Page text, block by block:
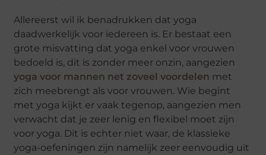
Allereerst wil ik benadrukken dat yoga
daadwerkelijk voor iedereen is. Er bestaat een
grote misvatting dat yoga enkel voor vrouwen
bedoeld is, dit is zonder meer onzin, aangezien
yoga voor mannen net zoveel voordelen met
zich meebrengt als voor vrouwen. Wie begint
met yoga kijkt er vaak tegenop, aangezien men
verwacht dat je zeer lenig en flexibel moet zijn
voor yoga. Dit is echter niet waar, de klassieke
yoga-oefeningen zijn namelijk zeer eenvoudig uit